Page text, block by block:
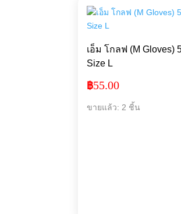
เอ็ม โกลฟ (M Gloves)
Size L
฿55.00
ขายแล้ว: 2 ชิ้น